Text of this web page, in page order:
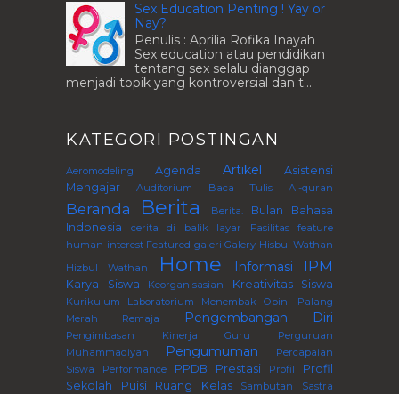
Sex Education Penting ! Yay or
Nay?
Penulis : Aprilia Rofika Inayah
Sex education atau pendidikan
tentang sex selalu dianggap
menjadi topik yang kontroversial dan t...
KATEGORI POSTINGAN
Aeromodeling Agenda Artikel
Asistensi
Mengajar
Auditorium Baca Tulis Al-quran
Beranda Berita Berita.
Bulan Bahasa
Indonesia
cerita di balik layar Fasilitas
feature
human interest Featured galeri Galery Hisbul Wathan
Hizbul Wathan
Home Informasi IPM
Karya Siswa Keorganisasian Kreativitas Siswa
Kurikulum Laboratorium Menembak Opini
Palang
Merah Remaja
Pengembangan Diri
Pengimbasan Kinerja Guru Perguruan
Muhammadiyah
Pengumuman
Percapaian
Siswa
Performance PPDB Prestasi Profil
Profil
Sekolah
Puisi Ruang Kelas Sambutan
Sastra